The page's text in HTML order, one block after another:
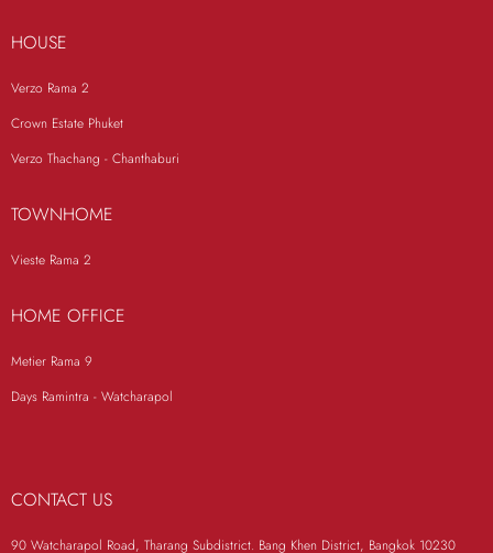
HOUSE
Verzo Rama 2
Crown Estate Phuket
Verzo Thachang - Chanthaburi
TOWNHOME
Vieste Rama 2
HOME OFFICE
Metier Rama 9
Days Ramintra - Watcharapol
CONTACT US
90 Watcharapol Road, Tharang Subdistrict. Bang Khen District, Bangkok 10230